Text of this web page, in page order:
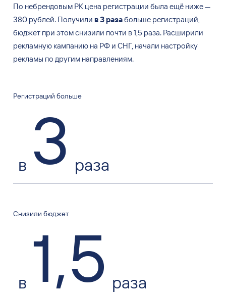
По небрендовым РК цена регистрации была ещё ниже—
380 рублей. Получили в3 разабольше регистраций,
бюджет при этом снизили почти в 1,5 раза. Расширили
рекламную кампанию на РФ и СНГ, начали настройку
рекламы по другим направлениям.
Регистраций больше
в 3 раза
Снизили бюджет
в 1,5 раза